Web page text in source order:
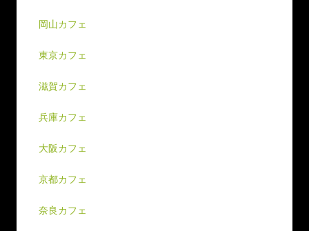
岡山カフェ
東京カフェ
滋賀カフェ
兵庫カフェ
大阪カフェ
京都カフェ
奈良カフェ